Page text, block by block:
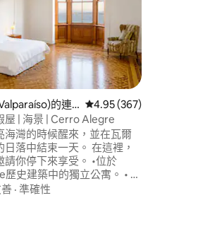
平均評分（滿分 5 分）
的連
從 367 則評價中獲得
4.95 (367)
屋 | 海景 | Cerro Alegre
海灣的時候醒來，並在瓦爾
中結束一天。 在這裡，
停下來享受。 •位於
史建築中的獨立公寓。 • 臥
板、海景和美麗的花園。 •
· 準確性